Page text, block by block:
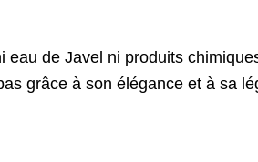
de Javel ni produits
grâce à son élégance et à sa